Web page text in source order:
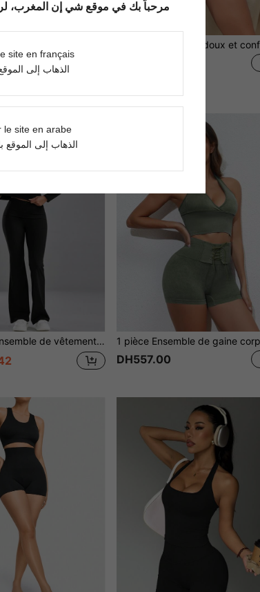
coupe slim, manches longues, pantalon évasé à taille pliée, ensemble de vêtements de nuit doux et élastique avec contrôle du ventre et effet galbant
DH557.00
مرحباً بك في موقع شي إن المغرب،
site en français
الذهاب إلى
le site en arabe
الذهاب إلى الموقع